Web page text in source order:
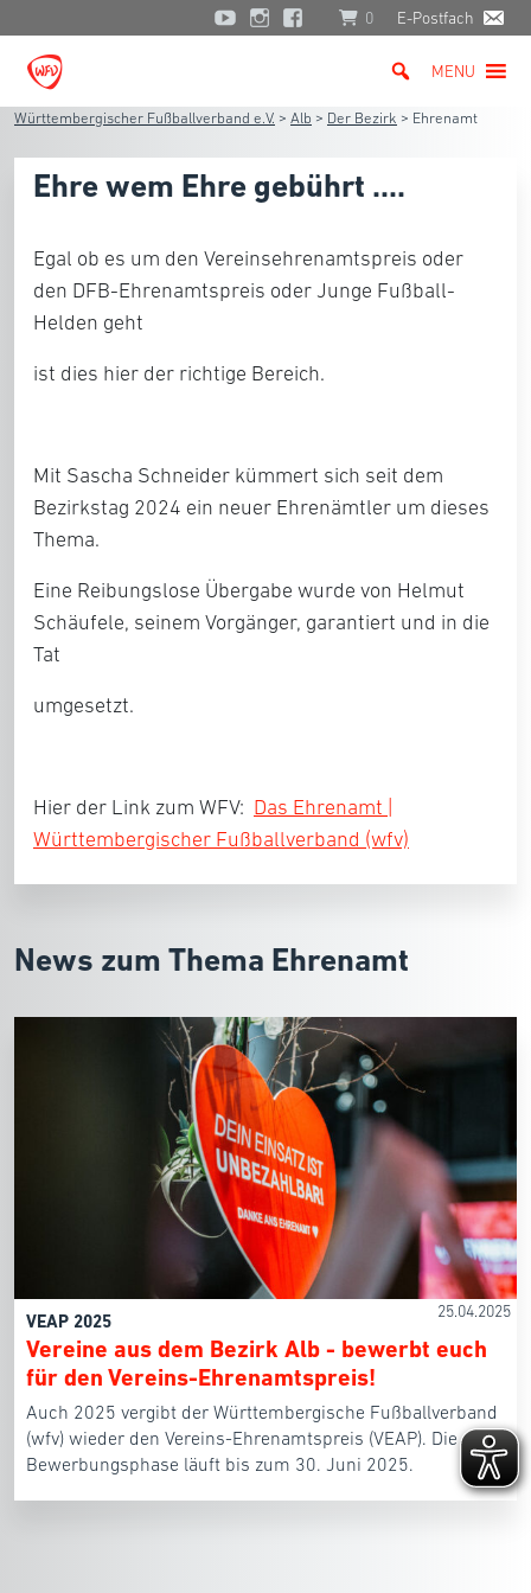
0 E-Postfach
MENU
Württembergischer Fußballverband e.V. > Alb > Der Bezirk > Ehrenamt
Ehre wem Ehre gebührt ....
Egal ob es um den Vereinsehrenamtspreis oder
den DFB-Ehrenamtspreis oder Junge Fußball-
Helden geht
ist dies hier der richtige Bereich.
Mit Sascha Schneider kümmert sich seit dem
Bezirkstag 2024 ein neuer Ehrenämtler um dieses
Thema.
Eine Reibungslose Übergabe wurde von Helmut
Schäufele, seinem Vorgänger, garantiert und in die
Tat
umgesetzt.
Hier der Link zum WFV: Das Ehrenamt |
Württembergischer Fußballverband (wfv)
News zum Thema Ehrenamt
25.04.2025
VEAP 2025
Vereine aus dem Bezirk Alb - bewerbt euch
für den Vereins-Ehrenamtspreis!
Auch 2025 vergibt der Württembergische Fußballverband
(wfv) wieder den Vereins-Ehrenamtspreis (VEAP). Die
Bewerbungsphase läuft bis zum 30. Juni 2025.